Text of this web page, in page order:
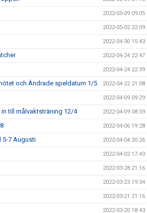
2022-05-09 09:05
2022-05-02 22:09
2022-04-30 15:43
2022-04-24 22:47
2022-04-24 22:39
och Ändrade speldatum 1/5 2022-04-22 21:08
2022-04-09 09:29
till målvaktsträning 12/4 2022-04-09 08:59
2022-04-06 19:28
5-7 Augusti 2022-04-04 20:26
2022-04-02 17:43
2022-03-28 21:16
2022-03-23 19:34
2022-03-21 21:16
2022-03-20 18:43